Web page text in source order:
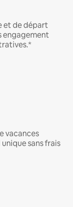
et de départ
engagement
vacances
sans frais